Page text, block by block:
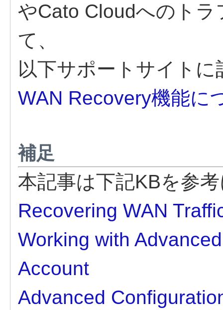
やCato Cloudへのト
て、
以下サポートサイト
WAN Recovery機能に
補足
本記事は下記KBを参
Recovering WAN
Working with
Account
Advanced